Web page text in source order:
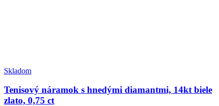
Skladom
Tenisový náramok s hnedými diamantmi, 14kt biele
zlato, 0,75 ct